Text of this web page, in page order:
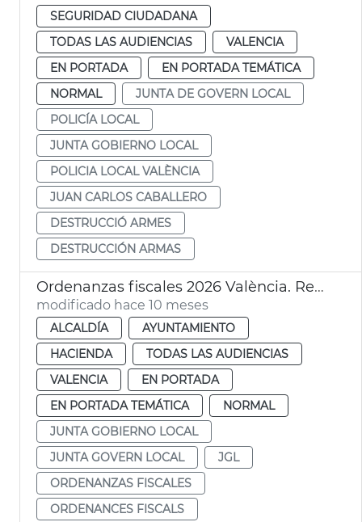
SEGURIDAD CIUDADANA
TODAS LAS AUDIENCIAS
VALENCIA
EN PORTADA
EN PORTADA TEMÁTICA
NORMAL
JUNTA DE GOVERN LOCAL
POLICÍA LOCAL
JUNTA GOBIERNO LOCAL
POLICIA LOCAL VALÈNCIA
JUAN CARLOS CABALLERO
DESTRUCCIÓ ARMES
DESTRUCCIÓN ARMAS
Ordenanzas fiscales 2026 València. Rebaja impuestos
modificado hace 10 meses
ALCALDÍA
AYUNTAMIENTO
HACIENDA
TODAS LAS AUDIENCIAS
VALENCIA
EN PORTADA
EN PORTADA TEMÁTICA
NORMAL
JUNTA GOBIERNO LOCAL
JUNTA GOVERN LOCAL
JGL
ORDENANZAS FISCALES
ORDENANCES FISCALS